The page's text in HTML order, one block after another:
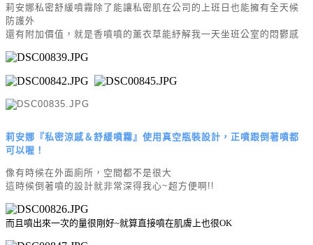
莉安娜私密舒緩噴霧除了能讓私密肌在公司的上班日也能擁有全天候
防護外
還有附加價值，就是香噴噴的薰衣草能紓解我一天坐班公室的悶鬱感
莉安娜『私密涼感＆舒緩噴霧』使用真空瓶裝設計，正噴跟倒著噴都
可以喔！
像有時候在外面廁所，空間都不是很大
這時候倒著噴的設計就非常深得我心~超方便啊!!
而且噴出來一次的量很剛好~就算直接噴在肌膚上也很OK